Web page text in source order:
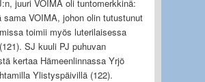
juuri VOIMA oli tuntomerkkinä:
sama VOIMA, johon olin tutustunut
toimii myös luterilaisessa
SJ kuuli PJ puhuvan
kertaa Hämeenlinnassa Yrjö
Ylistyspäivillä (122).